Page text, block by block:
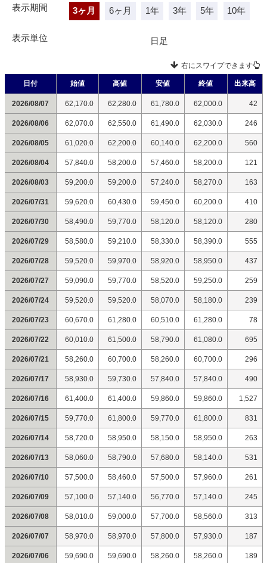
表示期間 3ヶ月 6ヶ月 1年 3年 5年 10年
表示単位 日足
右にスワイプできます
日付 始値 高値 安値 終値 出来高
2026/08/07 62,170.0 62,280.0 61,780.0 62,000.0 42
2026/08/06 62,070.0 62,550.0 61,490.0 62,030.0 246
2026/08/05 61,020.0 62,200.0 60,140.0 62,200.0 560
2026/08/04 57,840.0 58,200.0 57,460.0 58,200.0 121
2026/08/03 59,200.0 59,200.0 57,240.0 58,270.0 163
2026/07/31 59,620.0 60,430.0 59,450.0 60,200.0 410
2026/07/30 58,490.0 59,770.0 58,120.0 58,120.0 280
2026/07/29 58,580.0 59,210.0 58,330.0 58,390.0 555
2026/07/28 59,520.0 59,970.0 58,920.0 58,950.0 437
2026/07/27 59,090.0 59,770.0 58,520.0 59,250.0 259
2026/07/24 59,520.0 59,520.0 58,070.0 58,180.0 239
2026/07/23 60,670.0 61,280.0 60,510.0 61,280.0 78
2026/07/22 60,010.0 61,500.0 58,790.0 61,080.0 695
2026/07/21 58,260.0 60,700.0 58,260.0 60,700.0 296
2026/07/17 58,930.0 59,730.0 57,840.0 57,840.0 490
2026/07/16 61,400.0 61,400.0 59,860.0 59,860.0 1,527
2026/07/15 59,770.0 61,800.0 59,770.0 61,800.0 831
2026/07/14 58,720.0 58,950.0 58,150.0 58,950.0 263
2026/07/13 58,060.0 58,790.0 57,680.0 58,140.0 531
2026/07/10 57,500.0 58,460.0 57,500.0 57,960.0 261
2026/07/09 57,100.0 57,140.0 56,770.0 57,140.0 245
2026/07/08 58,010.0 59,000.0 57,700.0 58,560.0 313
2026/07/07 58,970.0 58,970.0 57,800.0 57,930.0 187
2026/07/06 59,690.0 59,690.0 58,260.0 58,260.0 189